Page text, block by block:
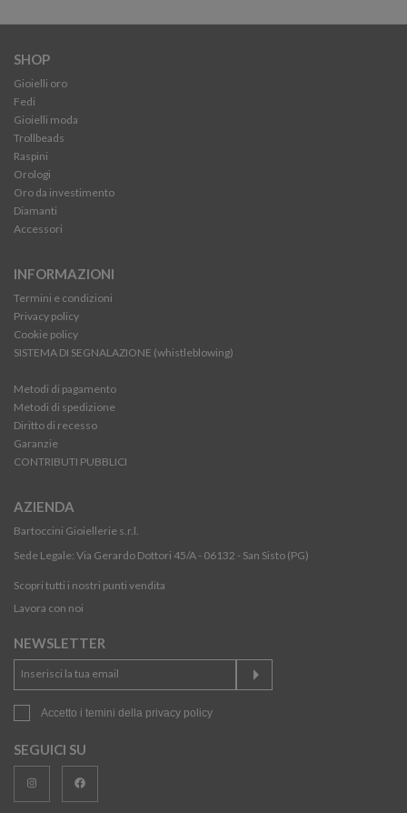
SHOP
Gioielli oro
Fedi
Gioielli moda
Trollbeads
Raspini
Orologi
Oro da investimento
Diamanti
Accessori
INFORMAZIONI
Termini e condizioni
Privacy policy
Cookie policy
SISTEMA DI SEGNALAZIONE (whistleblowing)
Metodi di pagamento
Metodi di spedizione
Diritto di recesso
Garanzie
CONTRIBUTI PUBBLICI
AZIENDA
Bartoccini Gioiellerie s.r.l.
Sede Legale: Via Gerardo Dottori 45/A - 06132 - San Sisto (PG)
Scopri tutti i nostri punti vendita
Lavora con noi
NEWSLETTER
Accetto i temini della privacy policy
SEGUICI SU